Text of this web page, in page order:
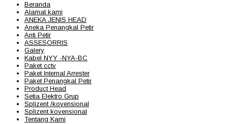
Beranda
Alamat kami
ANEKA JENIS HEAD
Aneka Penangkal Petir
Anti Petir
ASSESORRIS
Galery
Kabel NYY -NYA-BC
Paket cctv
Paket Internal Arrester
Paket Penangkal Petir
Product Head
Setia Elektro Grup
Splizent /kovensional
Splizent kovensional
Tentang Kami